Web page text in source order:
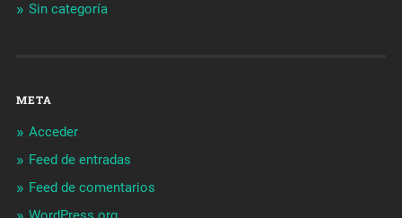
Sin categoría
META
Acceder
Feed de entradas
Feed de comentarios